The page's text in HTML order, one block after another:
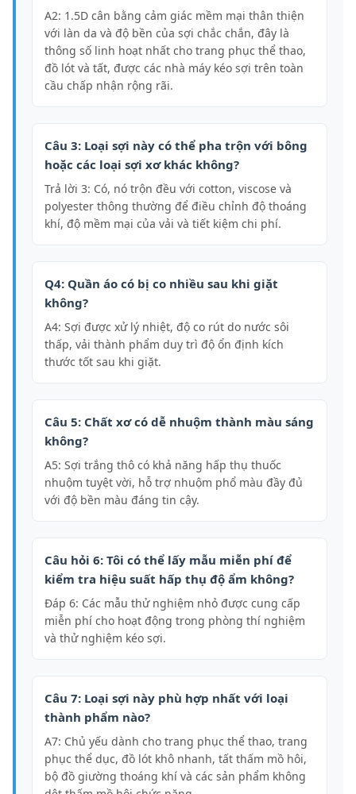
A2: 1.5D cân bằng cảm giác mềm mại thân thiện
với làn da và độ bền của sợi chắc chắn, đây là
thông số linh hoạt nhất cho trang phục thể thao,
đồ lót và tất, được các nhà máy kéo sợi trên toàn
cầu chấp nhận rộng rãi.
Câu 3: Loại sợi này có thể pha trộn với bông
hoặc các loại sợi xơ khác không?
Trả lời 3: Có, nó trộn đều với cotton, viscose và
polyester thông thường để điều chỉnh độ thoáng
khí, độ mềm mại của vải và tiết kiệm chi phí.
Q4: Quần áo có bị co nhiều sau khi giặt
không?
A4: Sợi được xử lý nhiệt, độ co rút do nước sôi
thấp, vải thành phẩm duy trì độ ổn định kích
thước tốt sau khi giặt.
Câu 5: Chất xơ có dễ nhuộm thành màu sáng
không?
A5: Sợi trắng thô có khả năng hấp thụ thuốc
nhuộm tuyệt vời, hỗ trợ nhuộm phổ màu đầy đủ
với độ bền màu đáng tin cậy.
Câu hỏi 6: Tôi có thể lấy mẫu miễn phí để
kiểm tra hiệu suất hấp thụ độ ẩm không?
Đáp 6: Các mẫu thử nghiệm nhỏ được cung cấp
miễn phí cho hoạt động trong phòng thí nghiệm
và thử nghiệm kéo sợi.
Câu 7: Loại sợi này phù hợp nhất với loại
thành phẩm nào?
A7: Chủ yếu dành cho trang phục thể thao, trang
phục thể dục, đồ lót khô nhanh, tất thấm mồ hôi,
bộ đồ giường thoáng khí và các sản phẩm không